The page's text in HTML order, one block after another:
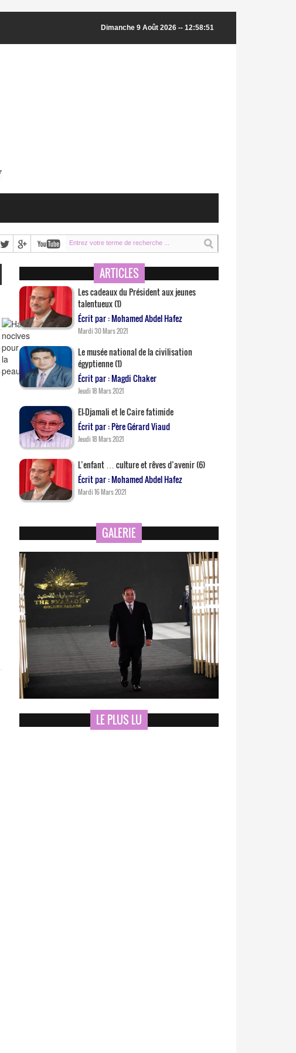
Dimanche 9 Août 2026 -- 12:58:51
LEA : Aboul Gheit et le ministre finlandais des AE examinent la situation dans la région arabe
ARTICLES
Les cadeaux du Président aux jeunes
talentueux (1)
Écrit par : Mohamed Abdel Hafez
Mardi 30 Mars 2021
Le musée national de la civilisation
égyptienne (1)
Écrit par : Magdi Chaker
Jeudi 18 Mars 2021
El-Djamali et le Caire fatimide
Écrit par : Père Gérard Viaud
Jeudi 18 Mars 2021
L’enfant … culture et rêves d’avenir (6)
Écrit par : Mohamed Abdel Hafez
Mardi 16 Mars 2021
GALERIE
LE PLUS LU